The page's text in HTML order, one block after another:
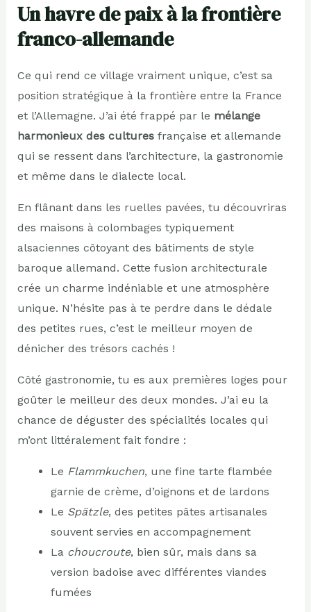
Un havre de paix à la frontière
franco-allemande
Ce qui rend ce village vraiment unique, c’est sa
position stratégique à la frontière entre la France
et l’Allemagne. J’ai été frappé par le mélange
harmonieux des culturesfrançaise et allemande
qui se ressent dans l’architecture, la gastronomie
et même dans le dialecte local.
En flânant dans les ruelles pavées, tu découvriras
des maisons à colombages typiquement
alsaciennes côtoyant des bâtiments de style
baroque allemand. Cette fusion architecturale
crée un charme indéniable et une atmosphère
unique. N’hésite pas à te perdre dans le dédale
des petites rues, c’est le meilleur moyen de
dénicher des trésors cachés !
Côté gastronomie, tu es aux premières loges pour
goûter le meilleur des deux mondes. J’ai eu la
chance de déguster des spécialités locales qui
m’ont littéralement fait fondre :
Le Flammkuchen, une fine tarte flambée
garnie de crème, d’oignons et de lardons
Le Spätzle, des petites pâtes artisanales
souvent servies en accompagnement
La choucroute, bien sûr, mais dans sa
version badoise avec différentes viandes
fumées